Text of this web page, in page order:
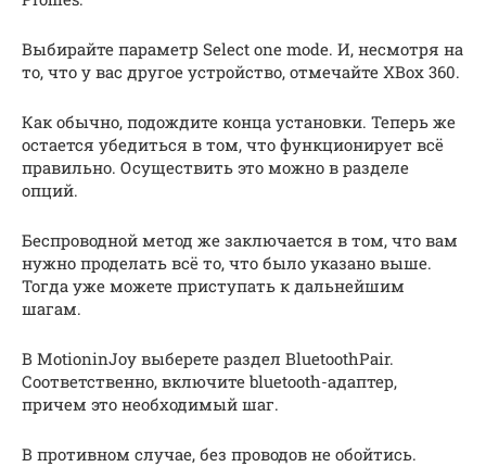
Выбирайте параметр Select one mode. И, несмотря на
то, что у вас другое устройство, отмечайте XBox 360.
Как обычно, подождите конца установки. Теперь же
остается убедиться в том, что функционирует всё
правильно. Осуществить это можно в разделе
опций.
Беспроводной метод же заключается в том, что вам
нужно проделать всё то, что было указано выше.
Тогда уже можете приступать к дальнейшим
шагам.
В MotioninJoy выберете раздел BluetoothPair.
Соответственно, включите bluetooth-адаптер,
причем это необходимый шаг.
В противном случае, без проводов не обойтись.